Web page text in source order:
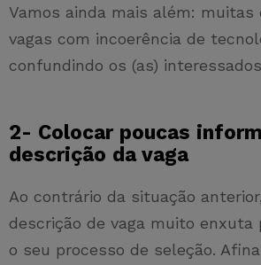
Vamos ainda mais além: muitas
vagas com incoerência de
confundindo os (as)
2- Colocar poucas
descrição da vaga
Ao contrário da situação
descrição de vaga muito enxuta
o seu processo de seleção.